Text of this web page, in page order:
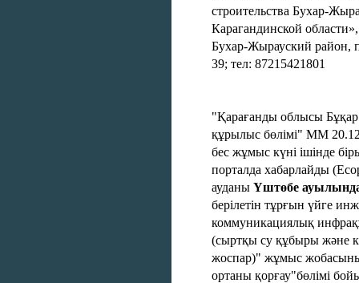
строительства Бухар-
Карагандинской
Бухар-Жырауский район,
39; тел: 87215421801
"Қарағанды облысы
құрылыс бөлімі" ММ
бес жұмыс күні ішінде
порталда хабарлайды
ауданы Үштөбе
берілетін тұрғын үйге
коммуникациялық
(сыртқы су құбыры және
жоспар)" жұмыс
ортаны қорғау"бөлімі